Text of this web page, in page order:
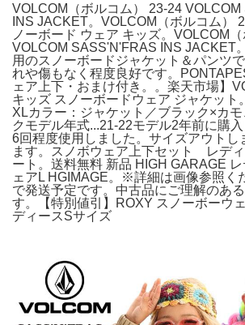
VOLCOM（ボルコム） 23-24
INS JACKET。VOLCOM（ボルコム）
ノーボード ウェア キッズ。VOLCOM
VOLCOM SASS'N'FRAS INS JACKET
用のスノーボードジャケット＆パンツ
れや傷もなく程度良好です。
ェア上下・おまけ付き。。楽天市場】
キッズ スノーボードウェア ジャケット
XLカラー：ジャケット／ブラック×カ
クモデル年式...21-22モデル2年前に購
6回程度使用しました。サイズアウトし
ます。スノボウェア上下セット レデ
ート。送料無料 新品 HIGH GARAGE
ェアL HGIMAGE。※詳細は画像参照く
で発送予定です。中古品にご理解のあ
す。【特別値引】ROXY スノーボーウ
ディースSサイズ